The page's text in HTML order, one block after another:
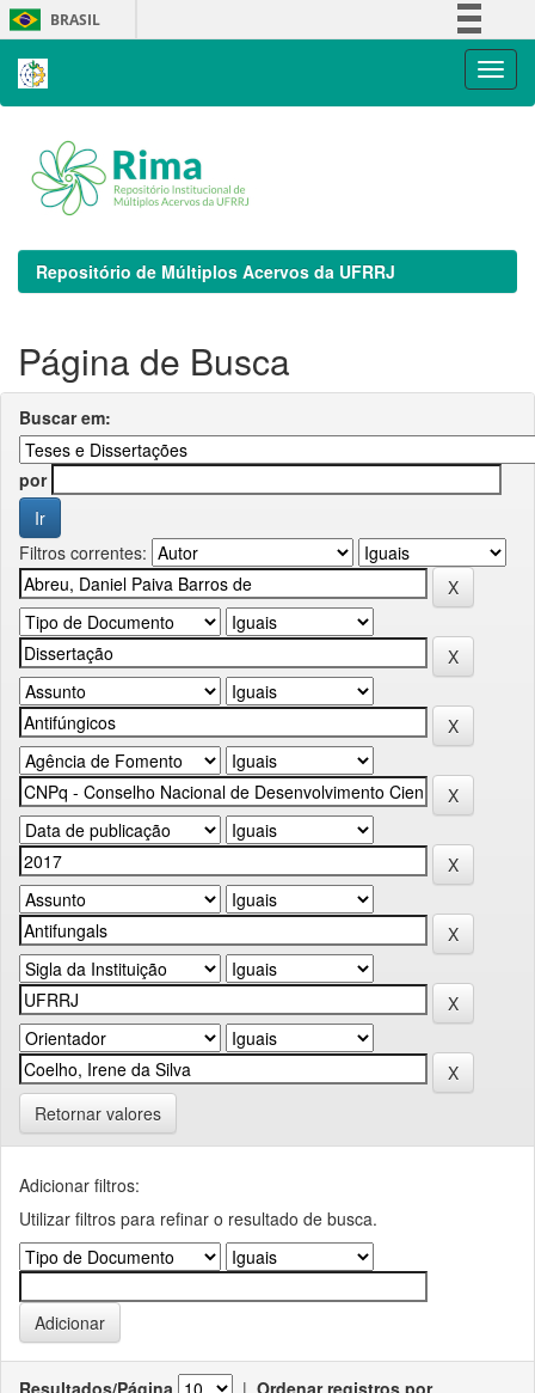
Skip
navigation
BRASIL
Repositório de Múltiplos Acervos da UFRRJ
Página de Busca
Buscar em:
por
Filtros correntes:
Retornar valores
Adicionar filtros:
Utilizar filtros para refinar o resultado de busca.
Resultados/Página | Ordenar registros por